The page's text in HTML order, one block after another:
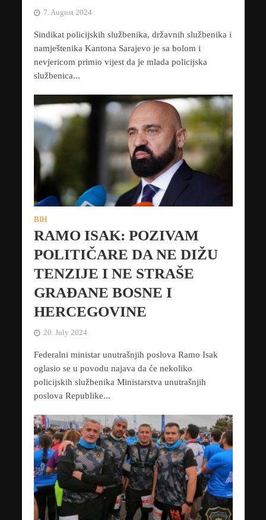
7. August 2024
Sindikat policijskih službenika, državnih službenika i
namještenika Kantona Sarajevo je sa bolom i
nevjericom primio vijest da je mlada policijska
službenica...
BIH
RAMO ISAK: POZIVAM
POLITIČARE DA NE DIŽU
TENZIJE I NE STRAŠE
GRAĐANE BOSNE I
HERCEGOVINE
20. July 2024
Federalni ministar unutrašnjih poslova Ramo Isak
oglasio se u povodu najava da će nekoliko
policijskih službenika Ministarstva unutrašnjih
poslova Republike...